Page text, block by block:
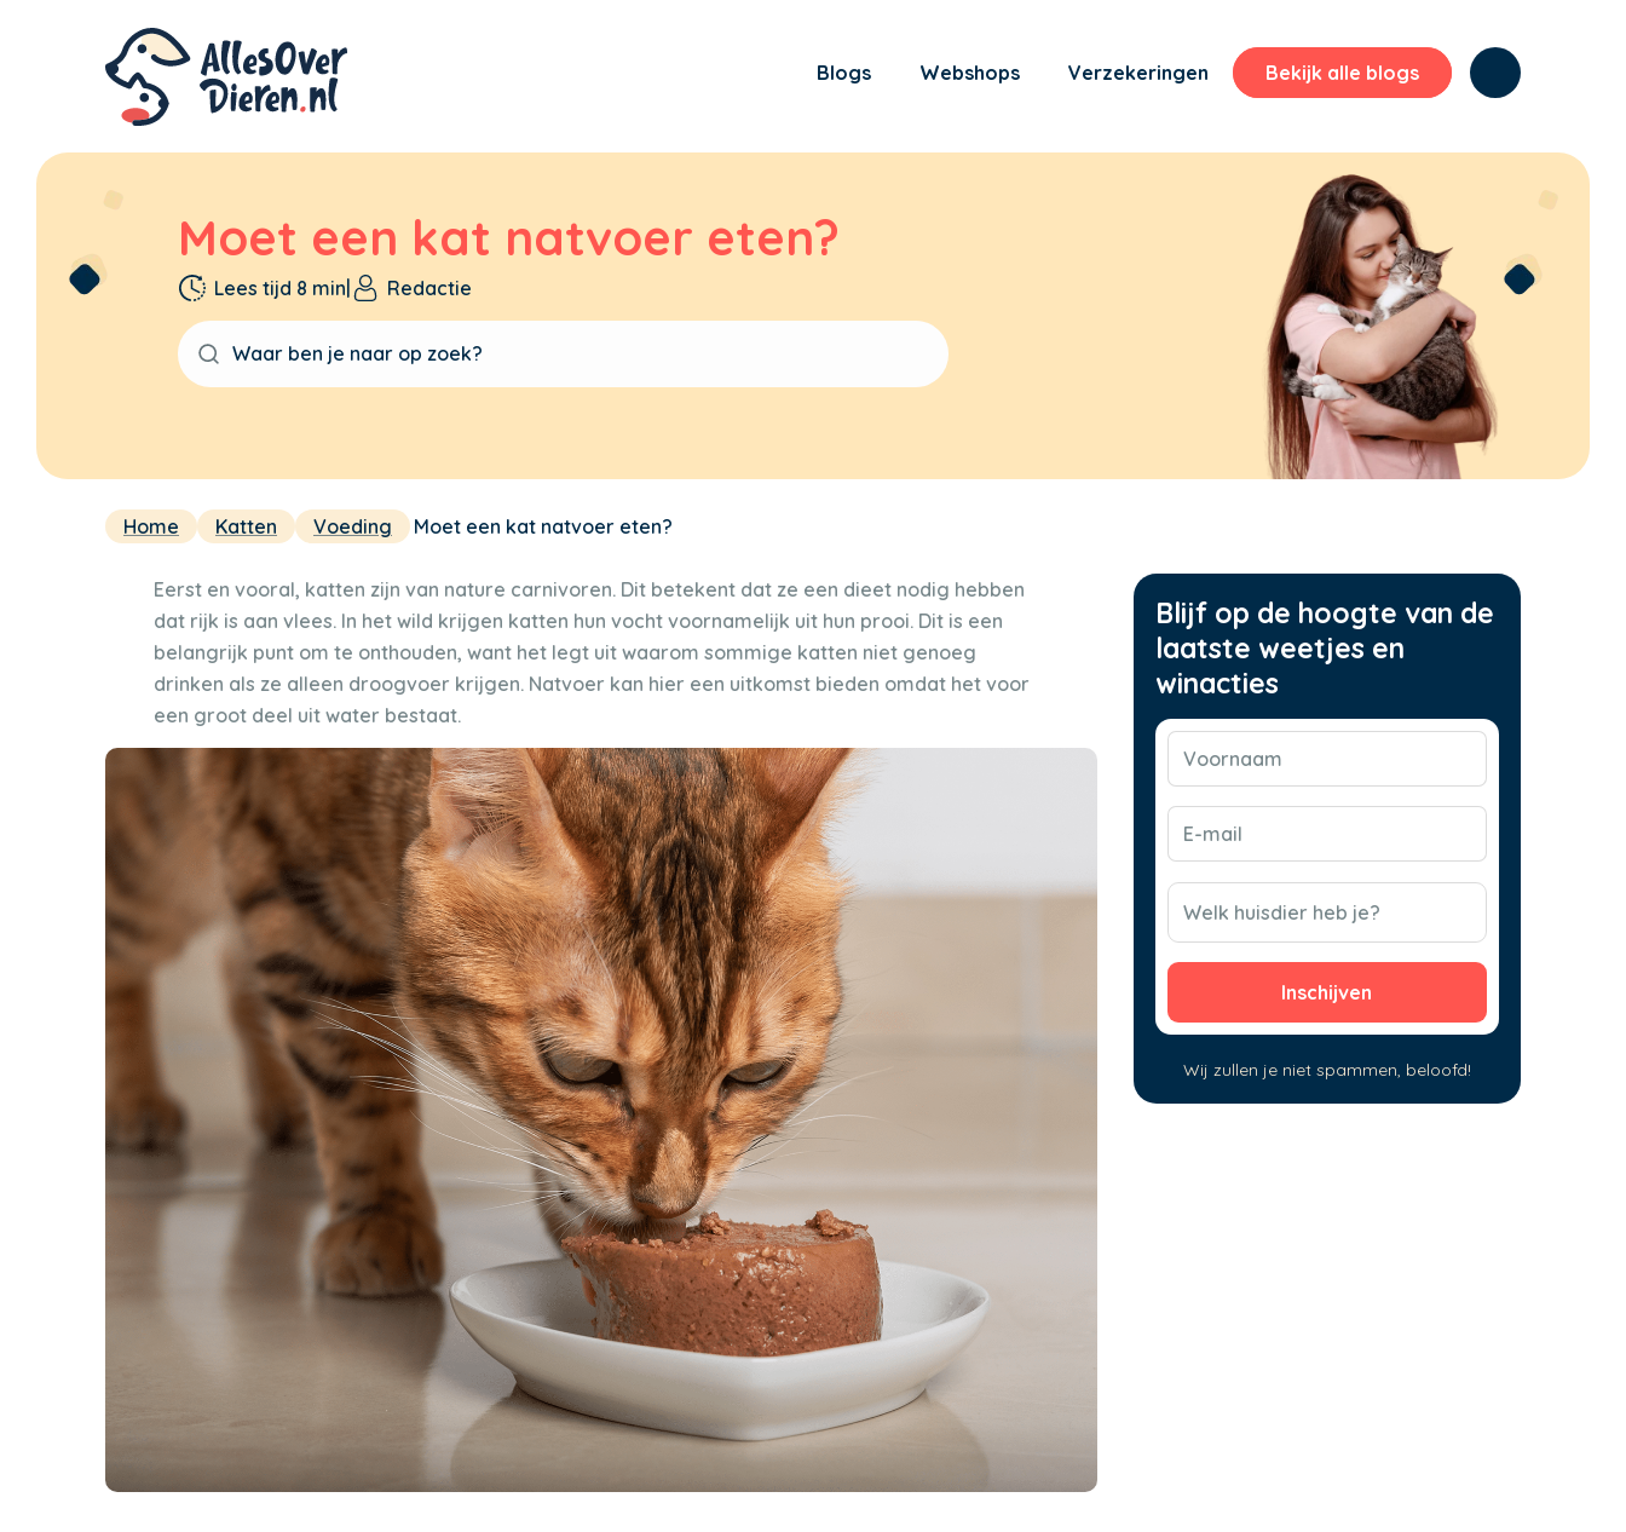
Blogs Webshops Verzekeringen Bekijk alle blogs
Moet een kat natvoer eten?
Lees tijd 8 min| Redactie
Home Katten Voeding Moet een kat natvoer eten?
Eerst en vooral, katten zijn van nature carnivoren. Dit betekent dat ze een dieet nodig hebben
dat rijk is aan vlees. In het wild krijgen katten hun vocht voornamelijk uit hun prooi. Dit is een
belangrijk punt om te onthouden, want het legt uit waarom sommige katten niet genoeg
drinken als ze alleen droogvoer krijgen. Natvoer kan hier een uitkomst bieden omdat het voor
een groot deel uit water bestaat.
Blijf op de hoogte van de
laatste weetjes en
winacties
Voornaam
E-
mail
CAPTCHA
Welk huisdier heb je?
Wij zullen je niet spammen, beloofd!